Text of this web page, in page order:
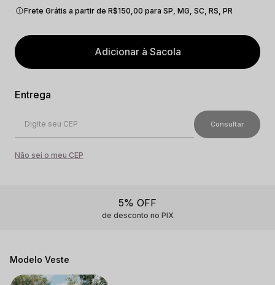
Adicionar à Sacola
Frete Grátis a partir de R$150,00 para SP, MG, SC, RS, PR
Não sei o meu CEP
5% OFF
de desconto no PIX
Modelo Veste